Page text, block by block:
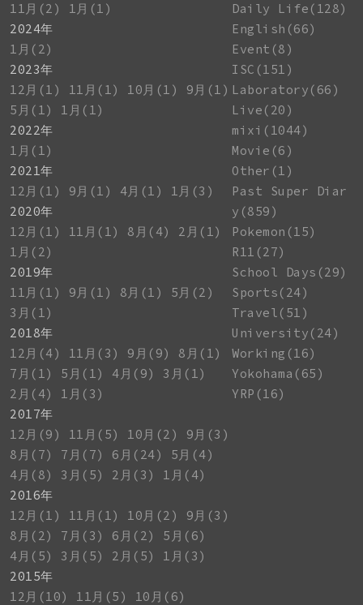
11月(2)
1月(1)
2024年
1月(2)
2023年
12月(1)
11月(1) 10月(1)
9月(1)
5月(1)
1月(1)
2022年
1月(1)
2021年
12月(1)
9月(1) 4月(1)
1月(3)
2020年
12月(1)
11月(1) 8月(4)
2月(1)
1月(2)
2019年
11月(1)
9月(1) 8月(1)
5月(2)
3月(1)
2018年
12月(4)
11月(3) 9月(9)
8月(1)
7月(1)
5月(1) 4月(9)
3月(1)
2月(4)
1月(3)
2017年
12月(9)
11月(5) 10月(2)
9月(3)
8月(7)
7月(7) 6月(24)
5月(4)
4月(8)
3月(5) 2月(3)
1月(4)
2016年
12月(1)
11月(1) 10月(2)
9月(3)
8月(2)
7月(3) 6月(2)
5月(6)
4月(5)
3月(5) 2月(5)
1月(3)
2015年
12月(10)
11月(5)
10月(6)
Daily Life(128)
English(66)
Event(8)
ISC(151)
Laboratory(66)
Live(20)
mixi(1044)
Movie(6)
Other(1)
Past Super Diar
y(859)
Pokemon(15)
R11(27)
School Days(29)
Sports(24)
Travel(51)
University(24)
Working(16)
Yokohama(65)
YRP(16)